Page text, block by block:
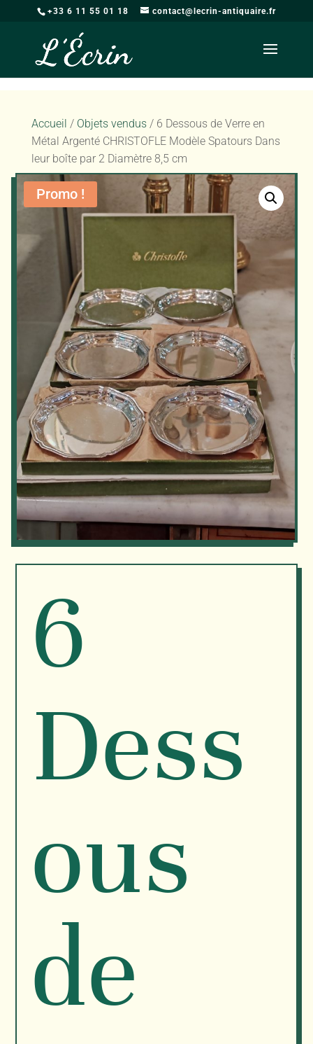
+33 6 11 55 01 18 contact@lecrin-antiquaire.fr
Accueil / Objets vendus/ 6 Dessous de Verre en
Métal Argenté CHRISTOFLE Modèle Spatours Dans
leur boîte par 2 Diamètre 8,5 cm
Promo !
6
Dess
ous
de